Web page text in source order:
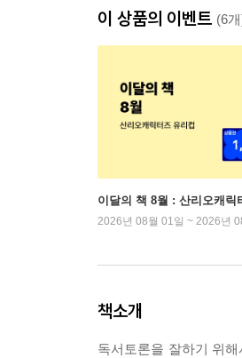
이 상품의 이벤트 (6
이달의 책 8월 : 산리오캐릭
2026년 08월 01일 ~ 2026년
책소개
독서토론을 잘하기 위